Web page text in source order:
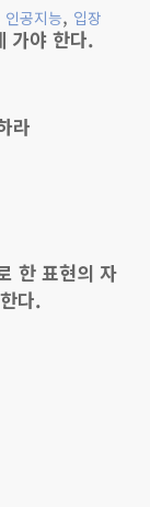
인공지능, 입장
가야 한다.
라
한 표현의 자
다.